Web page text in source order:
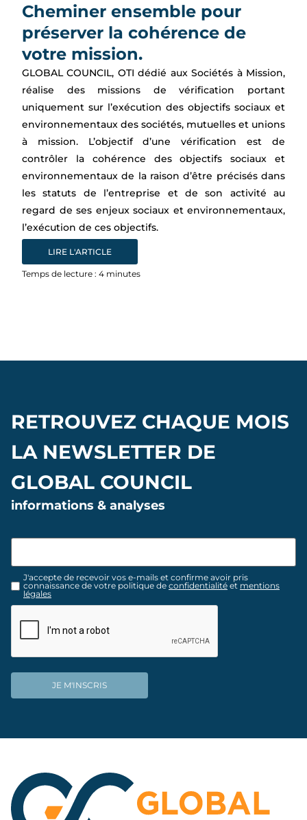
Cheminer ensemble pour
préserver la cohérence de
votre mission.
GLOBAL COUNCIL, OTI dédié aux Sociétés à Mission,
réalise des missions de vérification portant
uniquement sur l’exécution des objectifs sociaux et
environnementaux des sociétés, mutuelles et unions
à mission. L’objectif d’une vérification est de
contrôler la cohérence des objectifs sociaux et
environnementaux de la raison d’être précisés dans
les statuts de l’entreprise et de son activité au
regard de ses enjeux sociaux et environnementaux,
l’exécution de ces objectifs.
LIRE L'ARTICLE
Temps de lecture : 4 minutes
RETROUVEZ CHAQUE MOIS
LA NEWSLETTER DE
GLOBAL COUNCIL
informations & analyses
J'accepte de recevoir vos e-mails et confirme avoir pris
connaissance de votre politique de confidentialité et mentions
légales